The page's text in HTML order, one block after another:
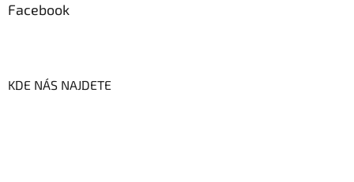
Facebook
KDE NÁS NAJDETE